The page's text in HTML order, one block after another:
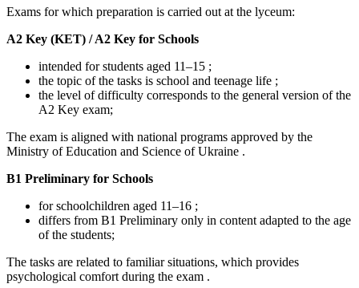
Exams for which preparation is carried out at the lyceum:
A2 Key (KET) / A2 Key for Schools
intended for students aged 11–15 ;
the topic of the tasks is school and teenage life ;
the level of difficulty corresponds to the general version of the
A2 Key exam;
The exam is aligned with national programs approved by the
Ministry of Education and Science of Ukraine .
B1 Preliminary for Schools
for schoolchildren aged 11–16 ;
differs from B1 Preliminary only in content adapted to the age
of the students;
The tasks are related to familiar situations, which provides
psychological comfort during the exam .